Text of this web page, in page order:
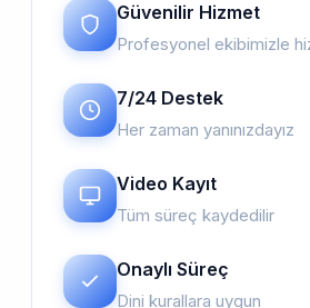
Güvenilir Hizmet
Profesyonel ekibimizle
7/24 Destek
Her zaman yanınızdayız
Video Kayıt
Tüm süreç kaydedilir
Onaylı Süreç
Dini kurallara uygun